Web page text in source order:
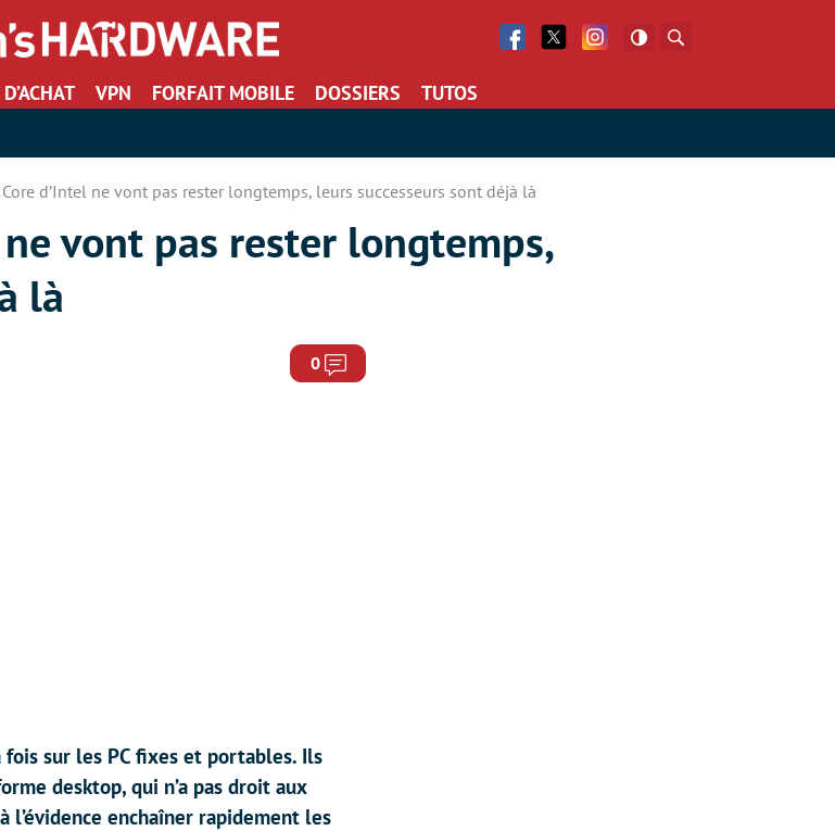
Facebook
Twitter Facebook
VPN FORFAIT MOBILE DOSSIERS TUTOS
d’Intel ne vont pas rester longtemps, leurs successeurs sont déjà là
vont pas rester longtemps,
là
0 Commentaires
sur les PC fixes et portables. Ils
desktop, qui n’a pas droit aux
enchaîner rapidement les